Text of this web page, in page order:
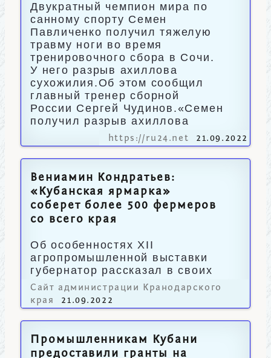
Двукратный чемпион мира по
санному спорту Семен
Павличенко получил тяжелую
травму ноги во время
тренировочного сбора в Сочи.
У него разрыв ахиллова
сухожилия.Об этом сообщил
главный тренер сборной
России Сергей Чудинов.«Семен
получил разрыв ахиллова
https://ru24.net 21.09.2022
Вениамин Кондратьев:
«Кубанская ярмарка»
соберет более 500 фермеров
со всего края
Об особенностях XII
агропромышленной выставки
губернатор рассказал в своих
социальных сетях.
Сайт администрации Кранодарского
края
21.09.2022
Промышленникам Кубани
предоставили гранты на